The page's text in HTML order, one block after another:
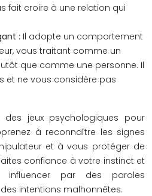
fait croire à une relation qui
: Il adopte un comportement
vous traitant comme un
que comme une personne. Il
et ne vous considère pas
des jeux psychologiques pour
à reconnaître les signes
et à vous protéger de
confiance à votre instinct et
par des paroles
intentions malhonnêtes.